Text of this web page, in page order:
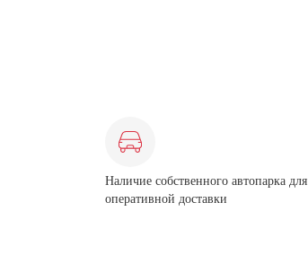
Наличие собственного автопарка для
оперативной доставки